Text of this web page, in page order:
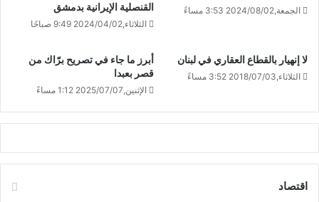
الجمعة,2024/08/02 3:53 مساءً
القنصلية الإيرانية بدمشق
الثلاثاء,2024/04/02 9:49 صباحًا
لا إنهيار بالقطاع العقاري في لبنان
الثلاثاء,2018/07/03 3:52 مساءً
أبرز ما جاء في تصريح برّاك من
قصر بعبدا
الإثنين,2025/07/07 1:12 مساءً
اقتصاد